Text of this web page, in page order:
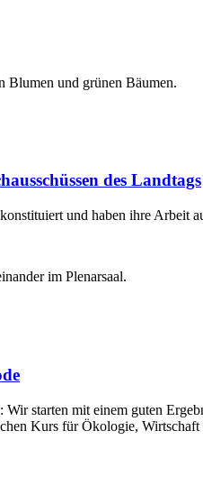
des Landtags
und haben ihre
Wir starten mit einem guten
Kurs für Ökologie,